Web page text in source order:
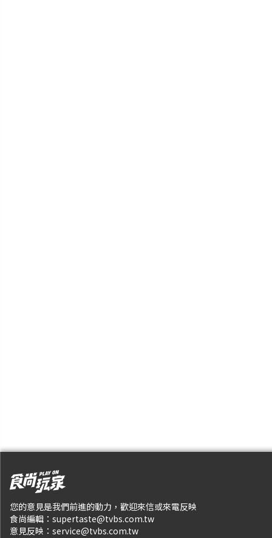
您的意見是我們前進的動力，歡迎來信或來電反映
食尚編輯： supertaste@tvbs.com.tw
意見反映： service@tvbs.com.tw